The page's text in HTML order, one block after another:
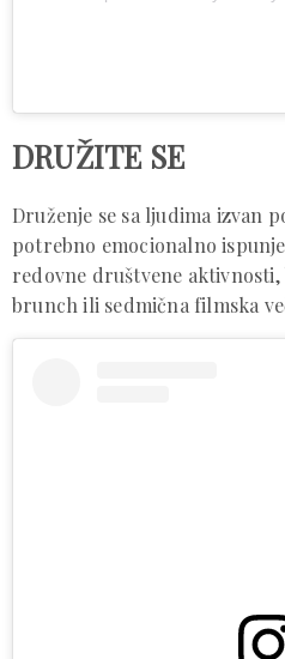
DRUŽITE SE
Druženje se sa ljudima izvan
potrebno emocionalno
redovne društvene
brunch ili sedmična filmska